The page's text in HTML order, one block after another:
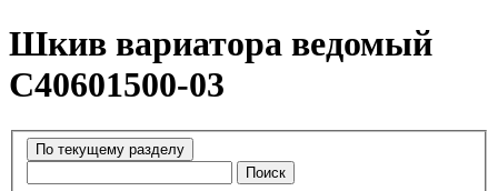
Шкив вариатора ведомый
C40601500-03
Поиск